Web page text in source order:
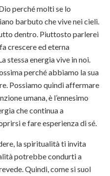
perché molti se lo
barbuto che vive nei cieli.
dentro. Piuttosto parlerei
crescere ed eterna
stessa energia vive in noi.
perché abbiamo la sua
Possiamo quindi affermare
umana, è l’ennesimo
che continua a
e fare esperienza di sé.
la spiritualità ti invita
potrebbe condurti a
Quindi, come si suol